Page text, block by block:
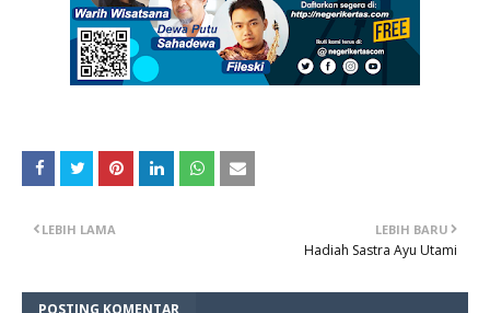
LEBIH BARU
Hadiah Sastra Ayu Utami
LEBIH LAMA